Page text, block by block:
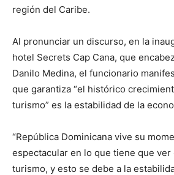
región del Caribe.
Al pronunciar un discurso, en la
hotel Secrets Cap Cana, que
Danilo Medina, el funcionario
que garantiza “el histórico
turismo” es la estabilidad de la
“República Dominicana vive su
espectacular en lo que tiene que
turismo, y esto se debe a la